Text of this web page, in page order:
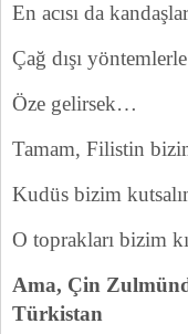
En acısı da
Çağ dışı
Öze gelirsek…
Tamam, Filistin
Kudüs bizim
O toprakları bizim
Ama, Çin
Türkistan